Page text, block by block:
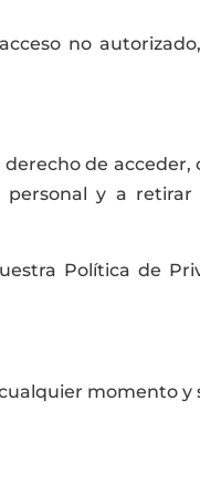
no
de
y a
Política de
momento